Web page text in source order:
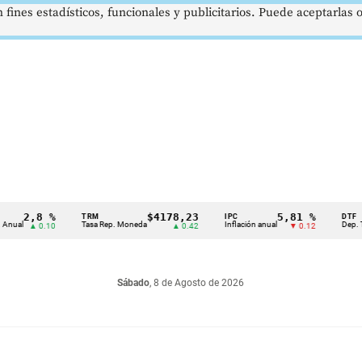
2,8 %
▲ 0.10 Tasa Rep. Moneda
$4178,23
▲ 0.42 Inflación anual
5,81 %
▼ 0.12 Dep.
Sábado, 8 de Agosto de 2026
estadísticos, funcionales y publicitarios. Puede aceptarlas